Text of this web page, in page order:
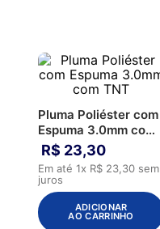
Pluma Poliéster com
Espuma 3.0mm com
TNT
R$ 23,30
Em até1x R$ 23,30 sem
juros
ADICIONAR
AO CARRINHO